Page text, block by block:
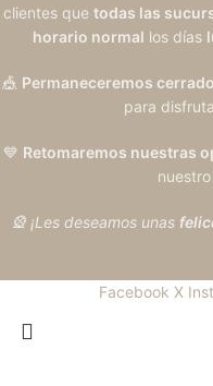
clientes que todas las
horario normal los días
🎪 Permaneceremos
para
💙 Retomaremos nuestras
🎡 ¡Les deseamos unas
Facebook X